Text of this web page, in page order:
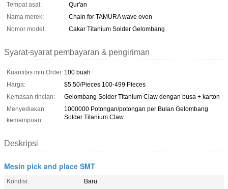
Tempat asal:
Qur'an
Nama merek:
Chain for TAMURA wave oven
Nomor model:
Cakar Titanium Solder Gelombang
Syarat-syarat pembayaran & pengiriman
Kuantitas min Order: 100 buah
Harga:
$5.50/Pieces 100-499 Pieces
Kemasan rincian:
Gelombang Solder Titanium Claw dengan busa + karton
Menyediakan
kemampuan:
1000000 Potongan/potongan per Bulan Gelombang
Solder Titanium Claw
Deskripsi
Mesin pick and place SMT
Kondisi:
Baru